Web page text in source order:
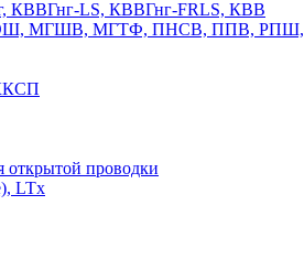
КВВГнг-LS, КВВГнг-FRLS, КВВ
МГШВ, МГТФ, ПНСВ, ППВ, РПШ,
открытой проводки
LTx